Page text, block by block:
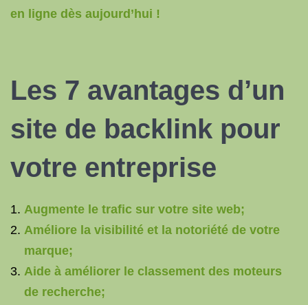
en ligne dès aujourd’hui !
Les 7 avantages d’un
site de backlink pour
votre entreprise
Augmente le trafic sur votre site web;
Améliore la visibilité et la notoriété de votre
marque;
Aide à améliorer le classement des moteurs
de recherche;